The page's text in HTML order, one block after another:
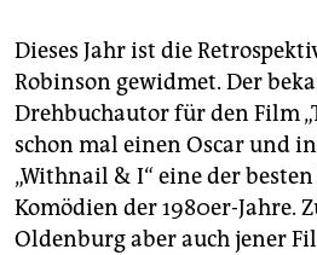
Dieses Jahr ist die
Robinson gewidmet. Der
Drehbuchautor für den Film
schon mal einen Oscar und
„Withnail & I“ eine der
Komödien der 1980er-Jahre.
Oldenburg aber auch jener